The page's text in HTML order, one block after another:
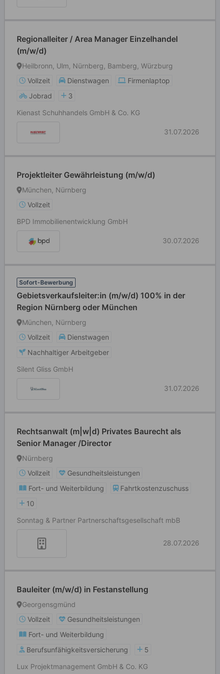
Regionalleiter / Area Manager Einzelhandel
(m/w/d)
Heilbronn, Ulm, Nürnberg, Bamberg, Würzburg
Vollzeit
Dienstwagen
Firmenlaptop
Jobrad
3
Kienast Schuhhandels GmbH & Co. KG
31.07.2026
Projektleiter Gewährleistung (m/w/d)
München, Nürnberg
Vollzeit
BPD Immobilienentwicklung GmbH
30.07.2026
Sofort-Bewerbung
Gebietsverkaufsleiter:in (m/w/d) 100% in der
Region Nürnberg oder München
München, Nürnberg
Vollzeit
Dienstwagen
Nachhaltiger Arbeitgeber
Silent Gliss GmbH
31.07.2026
Rechtsanwalt (m|w|d) Privates Baurecht als
Senior Manager /Director
Nürnberg
Vollzeit
Gesundheitsleistungen
Fort- und Weiterbildung
Fahrtkostenzuschuss
10
Sonntag & Partner Partnerschaftsgesellschaft mbB
28.07.2026
Bauleiter (m/w/d) in Festanstellung
Georgensgmünd
Vollzeit
Gesundheitsleistungen
Fort- und Weiterbildung
Berufsunfähigkeitsversicherung
5
Lux Projektmanagement GmbH & Co. KG